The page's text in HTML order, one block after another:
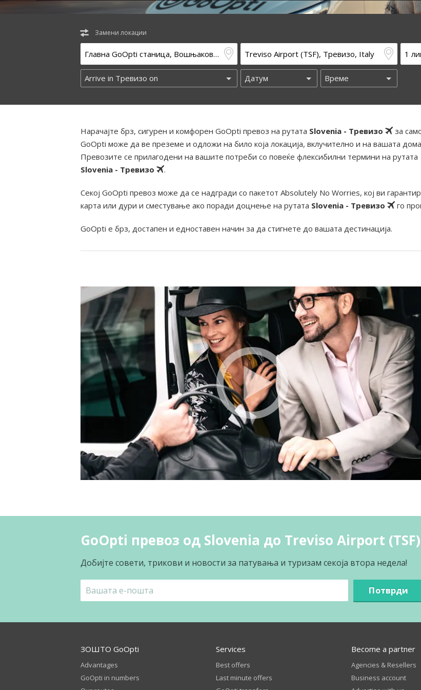
Замени локации
Нарачајте брз, сигурен и комфорен GoOpti превоз на рутата Slovenia - Тревизо
за
GoOpti може да ве преземе и одложи на било која локација, вклучително и на вашата
Превозите се прилагодени на вашите потреби со повеќе флексибилни термини на рутата
Slovenia - Тревизо
.
Секој GoOpti превоз може да се надгради со пакетот Absolutely No Worries, кој ви
карта или дури и сместување ако поради доцнење на рутата Slovenia - Тревизо го
GoOpti е брз, достапен и едноставен начин за да стигнете до вашата дестинација.
GoOpti превоз од Slovenia до Treviso Airport (TSF)
Добијте совети, трикови и новости за патувања и туризам секоја втора недела!
Потврди
ЗОШТО GoOpti
Advantages
GoOpti in numbers
Services
Best offers
Last minute offers
Become a partner
Agencies & Resellers
Business account